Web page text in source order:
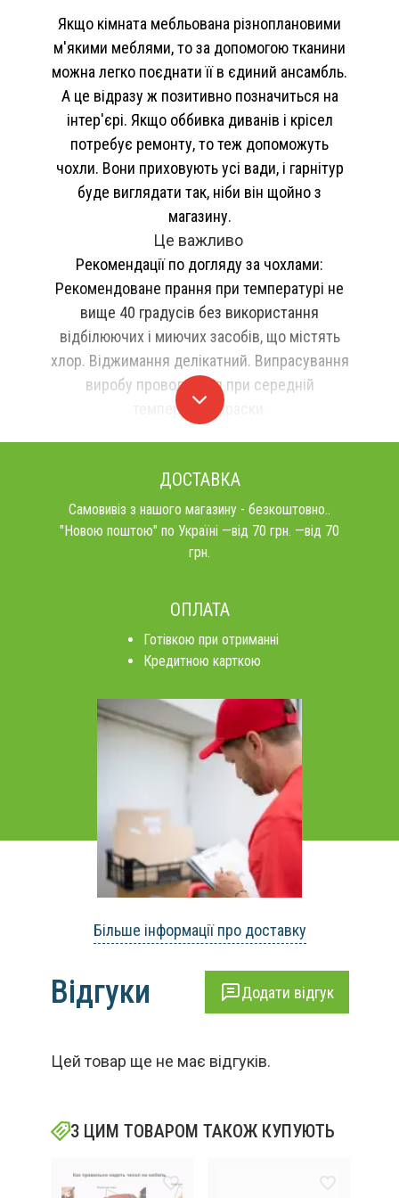
Якщо кімната мебльована різноплановими
м'якими меблями, то за допомогою тканини
можна легко поєднати її в єдиний ансамбль.
А це відразу ж позитивно позначиться на
інтер'єрі. Якщо оббивка диванів і крісел
потребує ремонту, то теж допоможуть
чохли. Вони приховують усі вади, і гарнітур
буде виглядати так, ніби він щойно з
магазину.
Це важливо
Рекомендації по догляду за чохлами:
Рекомендоване прання при температурі не
вище 40 градусів без використання
відбілюючих і миючих засобів, що містять
хлор. Віджимання делікатний. Випрасування
виробу проводиться при середній
температурі праски.
ДОСТАВКА
Самовивіз з нашого магазину - безкоштовно..
"Новою поштою" по Україні —від 70 грн. —від 70
грн.
ОПЛАТА
Готівкою при отриманні
Кредитною карткою
Більше інформації про доставку
Відгуки Додати відгук
Цей товар ще не має відгуків.
З ЦИМ ТОВАРОМ ТАКОЖ КУПУЮТЬ